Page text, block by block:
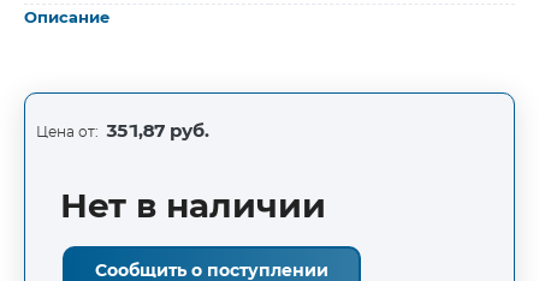
Описание
Цена от: 351,87 руб.
Нет в наличии
Сообщить о поступлении